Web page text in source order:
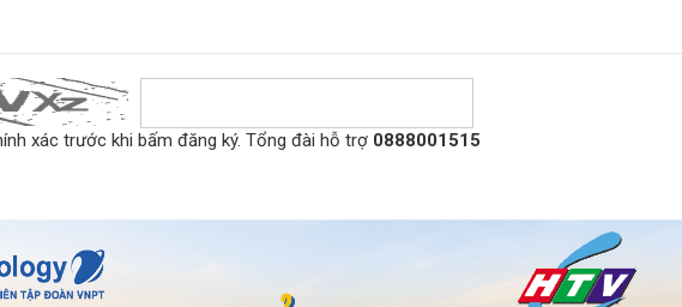
xác trước khi bấm đăng ký. Tổng đài hỗ trợ 0888001515